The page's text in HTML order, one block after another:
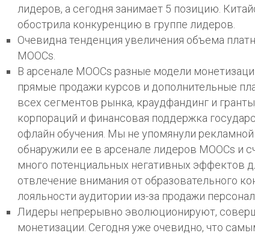
лидеров, а сегодня занимает 5 позицию.
обострила конкуренцию в группе лидеров.
Очевидна тенденция увеличения объема
MOOCs.
В арсенале MOOCs разные модели
прямые продажи курсов и дополнительные
всех сегментов рынка, краудфандинг и
корпораций и финансовая поддержка
офлайн обучения. Мы не упомянули
обнаружили ее в арсенале лидеров MOOCs и
много потенциальных негативных эффектов
отвлечение внимания от образовательного
лояльности аудитории из-за продажи
Лидеры непрерывно эволюционируют,
монетизации. Сегодня уже очевидно, что